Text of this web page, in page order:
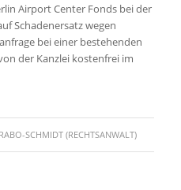
Airport Center Fonds bei der
Schadenersatz wegen
bei einer bestehenden
der Kanzlei kostenfrei im
SCHMIDT (RECHTSANWALT)